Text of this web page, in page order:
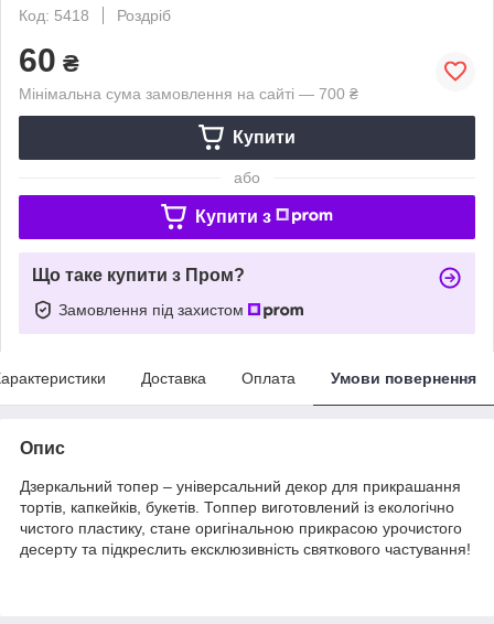
Код: 5418
Роздріб
60 ₴
Мінімальна сума замовлення на сайті — 700 ₴
Купити
або
Купити з
Що таке купити з Пром?
Замовлення під захистом
Доставка Оплата Умови повернення
Опис
Дзеркальний топер – універсальний декор для прикрашання
тортів, капкейків, букетів. Топпер виготовлений із екологічно
чистого пластику, стане оригінальною прикрасою урочистого
десерту та підкреслить ексклюзивність святкового частування!